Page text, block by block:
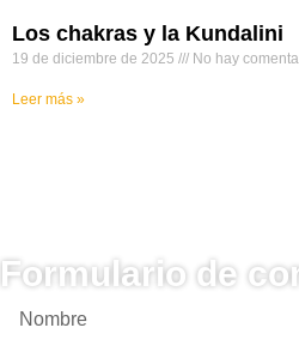
Los chakras y la Kundalini
19 de diciembre de 2025 No hay
Leer más »
Formulario de